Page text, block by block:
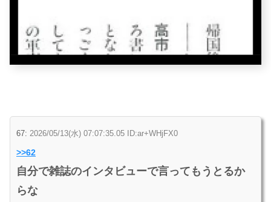
67: 2026/05/13(水) 07:07:35.05 ID:ar+WHjFX0
>>62
自分で雑誌のインタビューで言ってもうとるか
らな